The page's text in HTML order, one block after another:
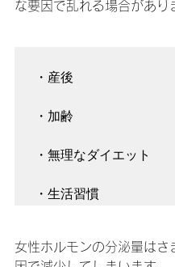
な要因で乱れる場合があり
・産後
・加齢
・無理なダイエット
女性ホルモンの分泌量はさ